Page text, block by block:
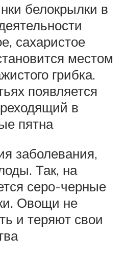
белокрылки в
сахаристое
местом
грибка.
появляется
в
пятна
заболевания,
Так, на
серо-черные
Овощи не
и теряют свои